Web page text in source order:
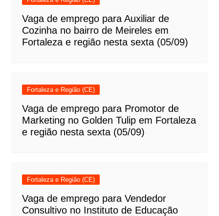
Vaga de emprego para Auxiliar de
Cozinha no bairro de Meireles em
Fortaleza e região nesta sexta (05/09)
Fortaleza e Região (CE)
Vaga de emprego para Promotor de
Marketing no Golden Tulip em Fortaleza
e região nesta sexta (05/09)
Fortaleza e Região (CE)
Vaga de emprego para Vendedor
Consultivo no Instituto de Educação